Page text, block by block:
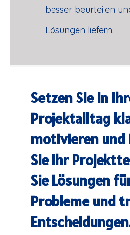
besser beurteilen
Lösungen liefern.
Setzen Sie in
Projektalltag
motivieren und
Sie Ihr
Sie Lösungen
Probleme und